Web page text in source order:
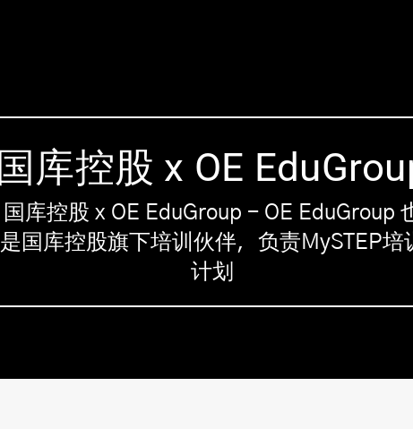
国库控股 x OE
国库控股 x OE EduGroup - OE EduGroup
是国库控股旗下培训伙伴，负责MySTEP培
计划